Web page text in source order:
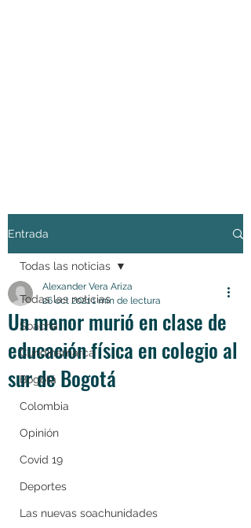
Entrada
Todas las noticias
Soacha
Cundinamarca
Bogotá
Colombia
Opinión
Covid 19
Deportes
Las nuevas soachunidades
Todas las noticias
Un menor murió en clase de
educación física en colegio al
sur de Bogotá
Alexander Vera Ariza
26 oct 20211 min de lectura